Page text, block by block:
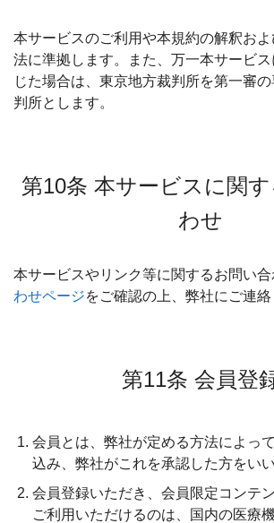
本サービスのご利用や本規約の解釈お
法に準拠します。また、万一本サービ
じた場合は、東京地方裁判所を第一審
判所とします。
第10条 本サービスに関
わせ
本サービスやリンク等に関するお問い合
わせページをご確認の上、弊社にご連絡
第11条 会員登
会員とは、弊社が定める方法によっ
込み、弊社がこれを承認した方をいい
会員登録いただき、会員限定コンテ
ご利用いただけるのは、国内の医療